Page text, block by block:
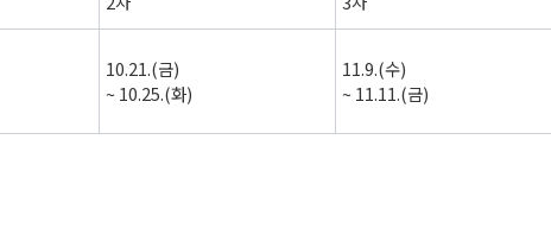
10.21.(금)
~ 10.25.(화)
11.9.(수)
~ 11.11.(금)